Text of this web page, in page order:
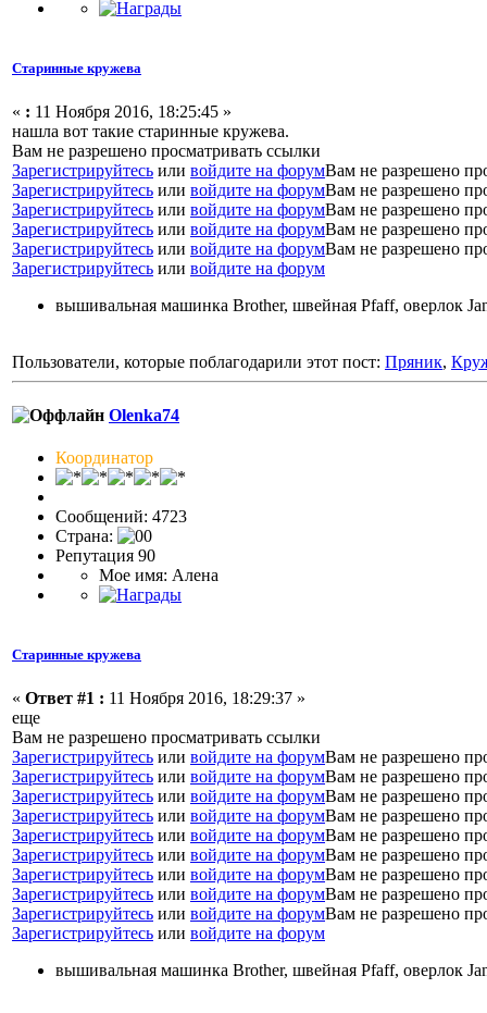
Старинные кружева
« : 11 Ноября 2016, 18:25:45 »
нашла вот такие старинные кружева.
Вам не разрешено просматривать ссылки
Зарегистрируйтесь или войдите на форумВам не разрешено
Зарегистрируйтесь или войдите на форумВам не разрешено
Зарегистрируйтесь или войдите на форумВам не разрешено
Зарегистрируйтесь или войдите на форумВам не разрешено
Зарегистрируйтесь или войдите на форумВам не разрешено
Зарегистрируйтесь или войдите на форум
вышивальная машинка Brother, швейная Pfaff, оверлок
Пользователи, которые поблагодарили этот пост: Пряник,
Olenka74
Координатор
Сообщений: 4723
Страна:
Репутация 90
Мое имя: Алена
Старинные кружева
« Ответ #1 : 11 Ноября 2016, 18:29:37 »
еще
Вам не разрешено просматривать ссылки
Зарегистрируйтесь или войдите на форумВам не разрешено
Зарегистрируйтесь или войдите на форумВам не разрешено
Зарегистрируйтесь или войдите на форумВам не разрешено
Зарегистрируйтесь или войдите на форумВам не разрешено
Зарегистрируйтесь или войдите на форумВам не разрешено
Зарегистрируйтесь или войдите на форумВам не разрешено
Зарегистрируйтесь или войдите на форумВам не разрешено
Зарегистрируйтесь или войдите на форумВам не разрешено
Зарегистрируйтесь или войдите на форумВам не разрешено
Зарегистрируйтесь или войдите на форум
вышивальная машинка Brother, швейная Pfaff, оверлок